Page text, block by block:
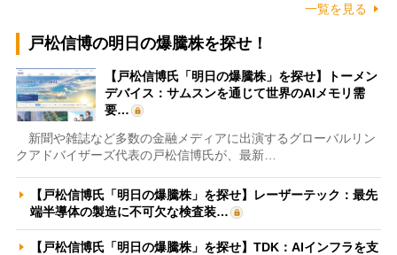
一覧を見る
戸松信博の明日の爆騰株を探せ！
【戸松信博氏「明日の爆騰株」を探せ】トーメン
デバイス：サムスンを通じて世界のAIメモリ需
要…
新聞や雑誌など多数の金融メディアに出演するグローバルリン
クアドバイザーズ代表の戸松信博氏が、最新…
【戸松信博氏「明日の爆騰株」を探せ】レーザーテック：最先
端半導体の製造に不可欠な検査装…
【戸松信博氏「明日の爆騰株」を探せ】TDK：AIインフラを支